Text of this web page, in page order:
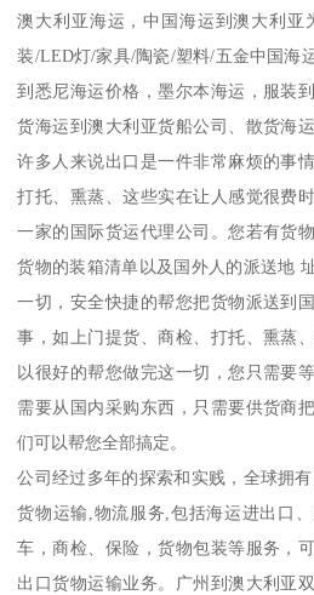
澳大利亚海运，中国海运到澳大利
装/LED灯/家具/陶瓷/塑料/五金中国海
到悉尼海运价格，墨尔本海运，服装
货海运到澳大利亚货船公司、散货海
许多人来说出口是一件非常麻烦的事
打托、熏蒸、这些实在让人感觉很费
一家的国际货运代理公司。您若有货
货物的装箱清单以及国外人的派送地
一切，安全快捷的帮您把货物派送到
事，如上门提货、商检、打托、熏蒸
以很好的帮您做完这一切，您只需要
需要从国内采购东西，只需要供货商
们可以帮您全部搞定。
公司经过多年的探索和实贱，全球拥
货物运输,物流服务,包括海运进出口
车，商检、保险，货物包装等服务，
出口货物运输业务。广州到澳大利亚